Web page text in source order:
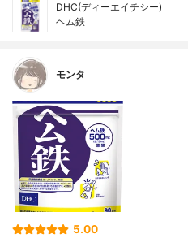
DHC(ディーエイチシー)
ヘム鉄
モンタ
5.00